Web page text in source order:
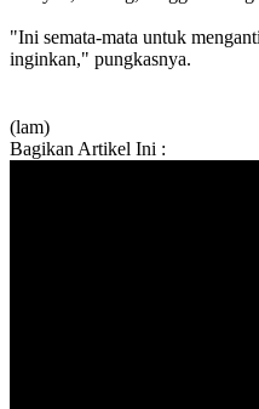
"Ini semata-mata untuk
inginkan," pungkasnya.
(lam)
Bagikan Artikel Ini :